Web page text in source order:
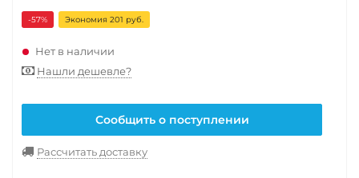
-57% Экономия 201 руб.
Нет в наличии
Нашли дешевле?
Сообщить о поступлении
Рассчитать доставку